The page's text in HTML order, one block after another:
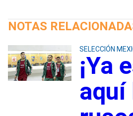
NOTAS
SELECCIÓN
¡Ya
aquí